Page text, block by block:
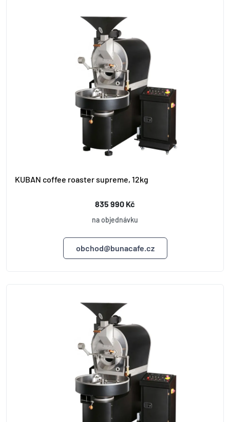
KUBAN coffee roaster supreme, 12kg
835 990 Kč
na objednávku
obchod@bunacafe.cz